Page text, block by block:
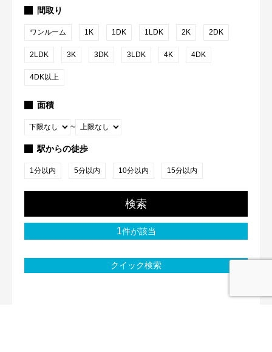
間取り
ワンルーム 1K 1DK 1LDK 2K 2DK
2LDK 3K 3DK 3LDK 4K 4DK
4DK以上
面積
~
駅からの徒歩
1分以内 5分以内 10分以内 15分以内
検索
1件が該当
クイック検索